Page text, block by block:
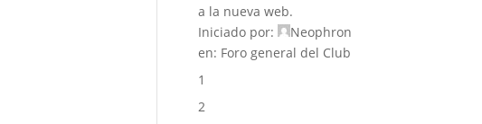
a la nueva web.
Iniciado por:
Neophron
en: Foro general del Club
1
2